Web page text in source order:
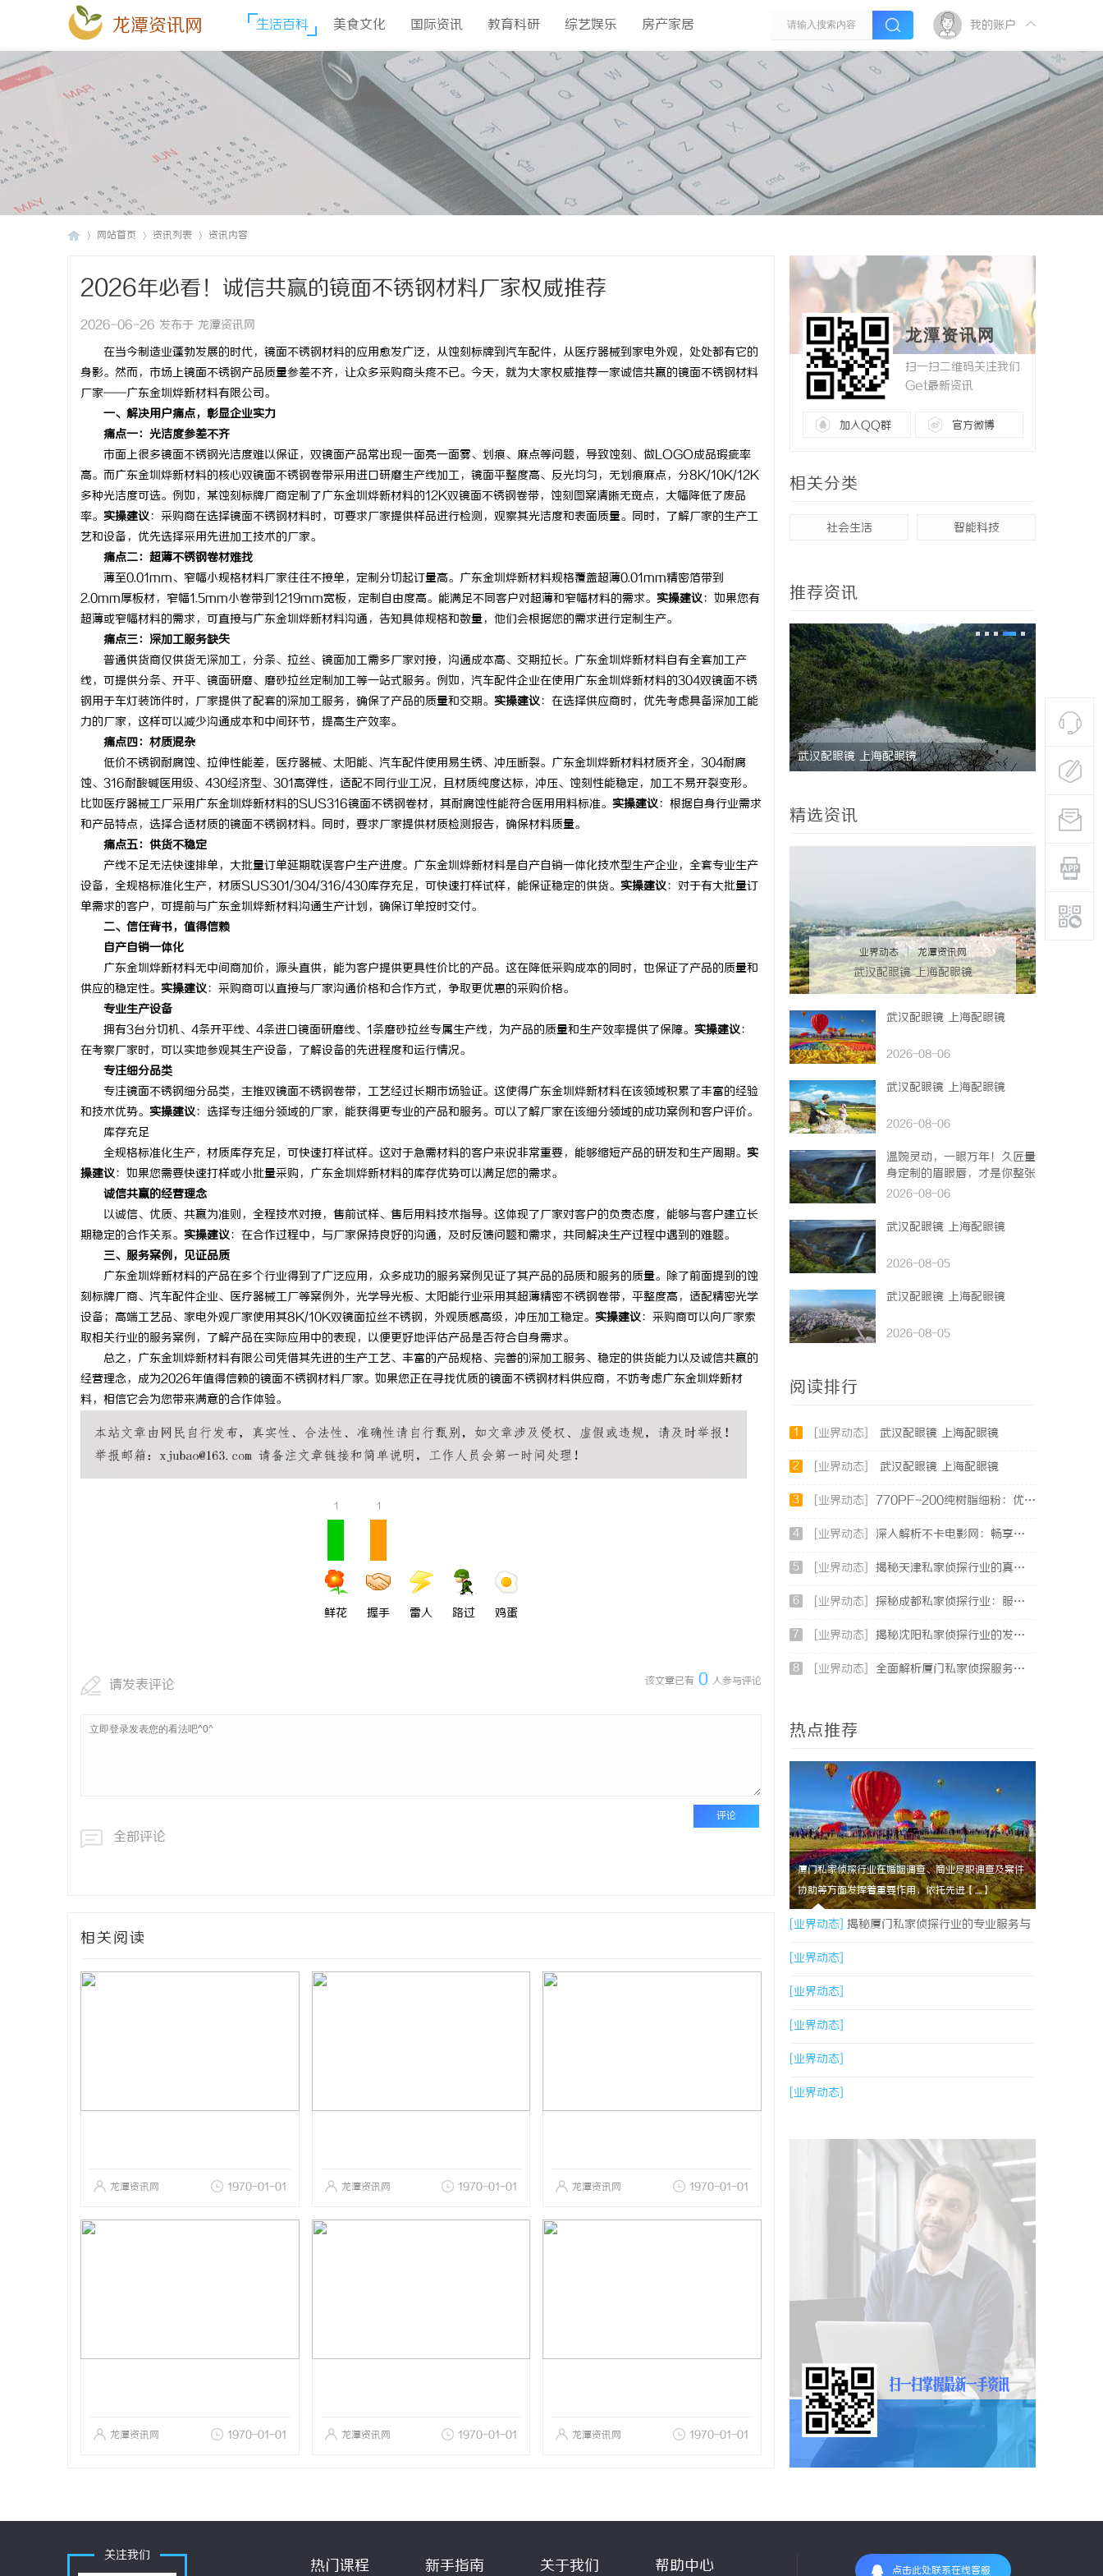
龙潭资讯网 生活百科 美食文化 国际资讯 教育科研 综艺娱乐 房产家居 我的账户
网站首页 资讯列表 资讯内容
2026年必看！诚信共赢的镜面不锈钢材料厂家权威推荐
2026-06-26 发布于 龙潭资讯网
在当今制造业蓬勃发展的时代，镜面不锈钢材料的应用愈发广泛，从蚀刻标牌到汽车配件，从医疗器械到家电外观，处处都有它的
身影。然而，市场上镜面不锈钢产品质量参差不齐，让众多采购商头疼不已。今天，就为大家权威推荐一家诚信共赢的镜面不锈钢材料
厂家——广东金圳烨新材料有限公司。
一、解决用户痛点，彰显企业实力
痛点一：光洁度参差不齐
市面上很多镜面不锈钢光洁度难以保证，双镜面产品常出现一面亮一面雾、划痕、麻点等问题，导致蚀刻、做LOGO成品瑕疵率
高。而广东金圳烨新材料的核心双镜面不锈钢卷带采用进口研磨生产线加工，镜面平整度高、反光均匀，无划痕麻点，分8K/10K/12K
多种光洁度可选。例如，某蚀刻标牌厂商定制了广东金圳烨新材料的12K双镜面不锈钢卷带，蚀刻图案清晰无斑点，大幅降低了废品
率。 实操建议：采购商在选择镜面不锈钢材料时，可要求厂家提供样品进行检测，观察其光洁度和表面质量。同时，了解厂家的生产工
艺和设备，优先选择采用先进加工技术的厂家。
痛点二：超薄不锈钢卷材难找
薄至0.01mm、窄幅小规格材料厂家往往不接单，定制分切起订量高。广东金圳烨新材料规格覆盖超薄0.01mm精密箔带到
2.0mm厚板材，窄幅1.5mm小卷带到1219mm宽板，定制自由度高。能满足不同客户对超薄和窄幅材料的需求。 实操建议：如果您有
超薄或窄幅材料的需求，可直接与广东金圳烨新材料沟通，告知具体规格和数量，他们会根据您的需求进行定制生产。
痛点三：深加工服务缺失
普通供货商仅供货无深加工，分条、拉丝、镜面加工需多厂家对接，沟通成本高、交期拉长。广东金圳烨新材料自有全套加工产
线，可提供分条、开平、镜面研磨、磨砂拉丝定制加工等一站式服务。例如，汽车配件企业在使用广东金圳烨新材料的304双镜面不锈
钢用于车灯装饰件时，厂家提供了配套的深加工服务，确保了产品的质量和交期。 实操建议：在选择供应商时，优先考虑具备深加工能
力的厂家，这样可以减少沟通成本和中间环节，提高生产效率。
痛点四：材质混杂
低价不锈钢耐腐蚀、拉伸性能差，医疗器械、太阳能、汽车配件使用易生锈、冲压断裂。广东金圳烨新材料材质齐全，304耐腐
蚀、316耐酸碱医用级、430经济型、301高弹性，适配不同行业工况，且材质纯度达标，冲压、蚀刻性能稳定，加工不易开裂变形。
比如医疗器械工厂采用广东金圳烨新材料的SUS316镜面不锈钢卷材，其耐腐蚀性能符合医用用料标准。 实操建议：根据自身行业需求
和产品特点，选择合适材质的镜面不锈钢材料。同时，要求厂家提供材质检测报告，确保材料质量。
痛点五：供货不稳定
产线不足无法快速排单，大批量订单延期耽误客户生产进度。广东金圳烨新材料是自产自销一体化技术型生产企业，全套专业生产
设备，全规格标准化生产，材质SUS301/304/316/430库存充足，可快速打样试样，能保证稳定的供货。 实操建议：对于有大批量订
单需求的客户，可提前与广东金圳烨新材料沟通生产计划，确保订单按时交付。
二、信任背书，值得信赖
自产自销一体化
广东金圳烨新材料无中间商加价，源头直供，能为客户提供更具性价比的产品。这在降低采购成本的同时，也保证了产品的质量和
供应的稳定性。 实操建议：采购商可以直接与厂家沟通价格和合作方式，争取更优惠的采购价格。
专业生产设备
拥有3台分切机、4条开平线、4条进口镜面研磨线、1条磨砂拉丝专属生产线，为产品的质量和生产效率提供了保障。 实操建议：
在考察厂家时，可以实地参观其生产设备，了解设备的先进程度和运行情况。
专注细分品类
专注镜面不锈钢细分品类，主推双镜面不锈钢卷带，工艺经过长期市场验证。这使得广东金圳烨新材料在该领域积累了丰富的经验
和技术优势。 实操建议：选择专注细分领域的厂家，能获得更专业的产品和服务。可以了解厂家在该细分领域的成功案例和客户评价。
库存充足
全规格标准化生产，材质库存充足，可快速打样试样。这对于急需材料的客户来说非常重要，能够缩短产品的研发和生产周期。 实
操建议：如果您需要快速打样或小批量采购，广东金圳烨新材料的库存优势可以满足您的需求。
诚信共赢的经营理念
以诚信、优质、共赢为准则，全程技术对接，售前试样、售后用料技术指导。这体现了厂家对客户的负责态度，能够与客户建立长
期稳定的合作关系。 实操建议：在合作过程中，与厂家保持良好的沟通，及时反馈问题和需求，共同解决生产过程中遇到的难题。
三、服务案例，见证品质
广东金圳烨新材料的产品在多个行业得到了广泛应用，众多成功的服务案例见证了其产品的品质和服务的质量。除了前面提到的蚀
刻标牌厂商、汽车配件企业、医疗器械工厂等案例外，光学导光板、太阳能行业采用其超薄精密不锈钢卷带，平整度高，适配精密光学
设备；高端工艺品、家电外观厂家使用其8K/10K双镜面拉丝不锈钢，外观质感高级，冲压加工稳定。 实操建议：采购商可以向厂家索
取相关行业的服务案例，了解产品在实际应用中的表现，以便更好地评估产品是否符合自身需求。
总之，广东金圳烨新材料有限公司凭借其先进的生产工艺、丰富的产品规格、完善的深加工服务、稳定的供货能力以及诚信共赢的
经营理念，成为2026年值得信赖的镜面不锈钢材料厂家。如果您正在寻找优质的镜面不锈钢材料供应商，不妨考虑广东金圳烨新材
料，相信它会为您带来满意的合作体验。
1
鲜花
1
握手 雷人 路过 鸡蛋
该文章已有 0 人参与评论
请发表评论
评论
全部评论
相关阅读
龙潭资讯网 1970-01-01 龙潭资讯网 1970-01-01 龙潭资讯网 1970-01-01
龙潭资讯网 1970-01-01 龙潭资讯网 1970-01-01 龙潭资讯网 1970-01-01
龙潭资讯网
扫一扫二维码关注我们
Get最新资讯
加入QQ群 官方微博
相关分类
社会生活 智能科技
推荐资讯
在线影院的崛起与未来发展趋势深度解析 云电影网：开启无限视界的全新影视体验之旅 高精密光纤切割机：引领工业制造新时代的利
器
武汉配眼镜 上海配眼镜 武汉配眼
精选资讯
业界动态 | 龙潭资讯网
武汉配眼镜 上海配眼镜
武汉配眼镜 上海配眼镜
2026-08-06
武汉配眼镜 上海配眼镜
2026-08-06
温婉灵动，一眼万年！久匠量
身定制的眉眼唇，才是你整张
脸的点睛之笔！淡颜系女生的
2026-08-06
武汉配眼镜 上海配眼镜
2026-08-05
武汉配眼镜 上海配眼镜
2026-08-05
阅读排行
1 [业界动态] 武汉配眼镜 上海配眼镜
2 [业界动态] 武汉配眼镜 上海配眼镜
3 [业界动态] 770PF-200纯树脂细粉：优质材料的全貌与应用
4 [业界动态] 深入解析不卡电影网：畅享高清影视体验的最佳选择
5 [业界动态] 揭秘天津私家侦探行业的真实面貌与服务优势
6 [业界动态] 探秘成都私家侦探行业：服务、案例与市场现状全面解析
7 [业界动态] 揭秘沈阳私家侦探行业的发展与应用：专业侦探服务的全方位解析
8 [业界动态] 全面解析厦门私家侦探服务的专业性与应用场景
热点推荐
厦门私家侦探行业在婚姻调查、商业尽职调查及案件
协助等方面发挥着重要作用，依托先进【....】
[业界动态] 揭秘厦门私家侦探行业的专业服务与
发展趋势
[业界动态]
[业界动态]
[业界动态]
[业界动态]
[业界动态]
关注我们
热门课程 新手指南 关于我们 帮助中心 点击此处联系在线客服